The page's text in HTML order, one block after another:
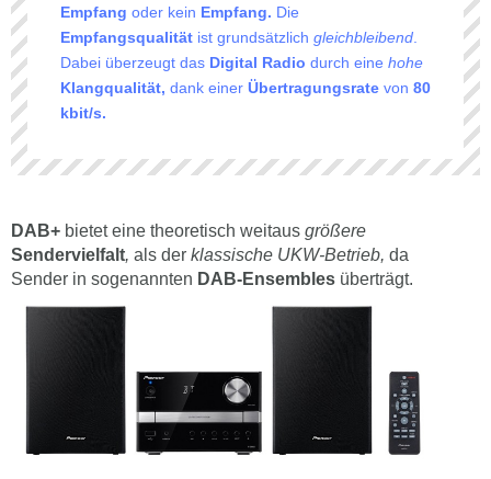
Empfang oder kein Empfang. Die
Empfangsqualität ist grundsätzlich gleichbleibend
Dabei überzeugt das Digital Radio durch eine hohe
Klangqualität, dank einer Übertragungsrate von 80
kbit/s.
DAB+ bietet eine theoretisch weitaus größere
Sendervielfalt, als der klassische UKW-Betrieb, da
Sender in sogenannten DAB-Ensembles überträgt.